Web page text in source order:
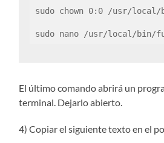
sudo chown 0:0 /usr/local/
sudo nano /usr/local/bin/
El último comando abrirá un
terminal. Dejarlo abierto.
4) Copiar el siguiente texto en el